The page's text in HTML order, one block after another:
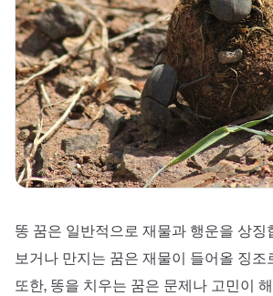
똥 꿈은 일반적으로 재물과 행운을 상징
보거나 만지는 꿈은 재물이 들어올 징조
또한, 똥을 치우는 꿈은 문제나 고민이